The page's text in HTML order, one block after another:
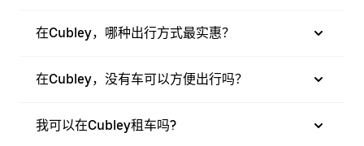
在Cubley，哪种出行方式最实惠？
在Cubley，没有车可以方便出行吗？
我可以在Cubley租车吗?